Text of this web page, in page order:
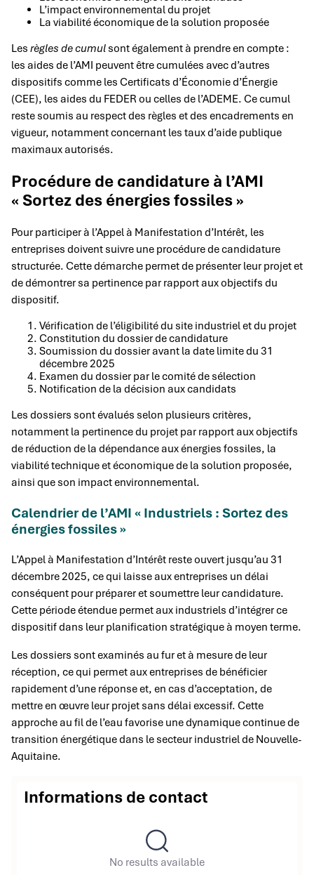
L’impact environnemental du projet
La viabilité économique de la solution proposée
Les règles de cumul sont également à prendre en compte :
les aides de l’AMI peuvent être cumulées avec d’autres
dispositifs comme les Certificats d’Économie d’Énergie
(CEE), les aides du FEDER ou celles de l’ADEME. Ce cumul
reste soumis au respect des règles et des encadrements en
vigueur, notamment concernant les taux d’aide publique
maximaux autorisés.
Procédure de candidature à l’AMI
« Sortez des énergies fossiles »
Pour participer à l’Appel à Manifestation d’Intérêt, les
entreprises doivent suivre une procédure de candidature
structurée. Cette démarche permet de présenter leur projet et
de démontrer sa pertinence par rapport aux objectifs du
dispositif.
Vérification de l’éligibilité du site industriel et du projet
Constitution du dossier de candidature
Soumission du dossier avant la date limite du 31
décembre 2025
Examen du dossier par le comité de sélection
Notification de la décision aux candidats
Les dossiers sont évalués selon plusieurs critères,
notamment la pertinence du projet par rapport aux objectifs
de réduction de la dépendance aux énergies fossiles, la
viabilité technique et économique de la solution proposée,
ainsi que son impact environnemental.
Calendrier de l’AMI « Industriels : Sortez des
énergies fossiles »
L’Appel à Manifestation d’Intérêt reste ouvert jusqu’au 31
décembre 2025, ce qui laisse aux entreprises un délai
conséquent pour préparer et soumettre leur candidature.
Cette période étendue permet aux industriels d’intégrer ce
dispositif dans leur planification stratégique à moyen terme.
Les dossiers sont examinés au fur et à mesure de leur
réception, ce qui permet aux entreprises de bénéficier
rapidement d’une réponse et, en cas d’acceptation, de
mettre en œuvre leur projet sans délai excessif. Cette
approche au fil de l’eau favorise une dynamique continue de
transition énergétique dans le secteur industriel de Nouvelle-
Aquitaine.
Informations de contact
No results available